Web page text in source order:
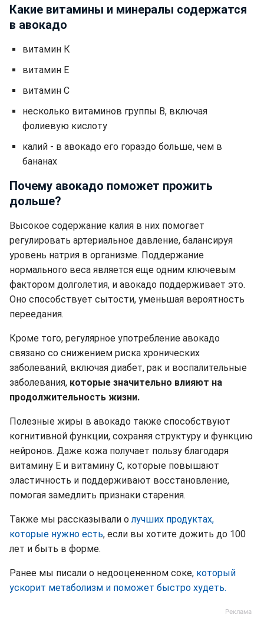
Какие витамины и минералы содержатся
в авокадо
витамин К
витамин Е
витамин С
несколько витаминов группы В, включая
фолиевую кислоту
калий - в авокадо его гораздо больше, чем в
бананах
Почему авокадо поможет прожить
дольше?
Высокое содержание калия в них помогает
регулировать артериальное давление, балансируя
уровень натрия в организме. Поддержание
нормального веса является еще одним ключевым
фактором долголетия, и авокадо поддерживает это.
Оно способствует сытости, уменьшая вероятность
переедания.
Кроме того, регулярное употребление авокадо
связано со снижением риска хронических
заболеваний, включая диабет, рак и воспалительные
заболевания, которые значительно влияют на
продолжительность жизни.
Полезные жиры в авокадо также способствуют
когнитивной функции, сохраняя структуру и функцию
нейронов. Даже кожа получает пользу благодаря
витамину Е и витамину С, которые повышают
эластичность и поддерживают восстановление,
помогая замедлить признаки старения.
Также мы рассказывали олучших продуктах,
которые нужно есть, если вы хотите дожить до 100
лет и быть в форме.
Ранее мы писали о недооцененном соке, который
ускорит метаболизм и поможет быстро худеть.